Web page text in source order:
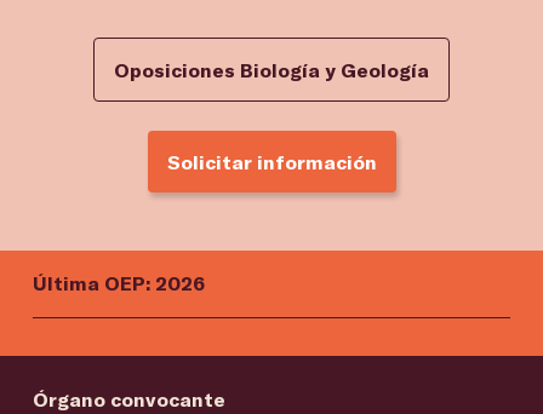
Oposiciones Biología y Geología
Solicitar información
Última OEP: 2026
Órgano convocante